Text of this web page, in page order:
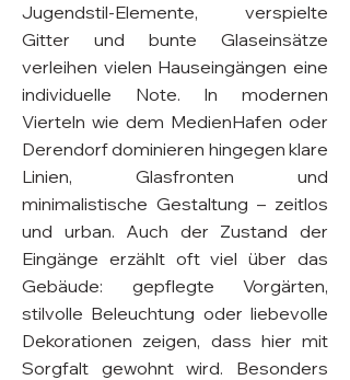
Jugendstil-Elemente, verspielte
Gitter und bunte Glaseinsätze
verleihen vielen Hauseingängen eine
individuelle Note. In modernen
Vierteln wie dem MedienHafen oder
Derendorf dominieren hingegen klare
Linien, Glasfronten und
minimalistische Gestaltung – zeitlos
und urban. Auch der Zustand der
Eingänge erzählt oft viel über das
Gebäude: gepflegte Vorgärten,
stilvolle Beleuchtung oder liebevolle
Dekorationen zeigen, dass hier mit
Sorgfalt gewohnt wird. Besonders